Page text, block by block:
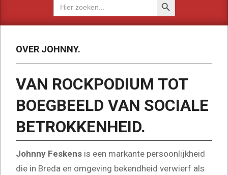
naar:
OVER JOHNNY.
VAN ROCKPODIUM TOT
BOEGBEELD VAN SOCIALE
BETROKKENHEID.
Johnny Feskens is een markante persoonlijkheid
die in Breda en omgeving bekendheid verwierf als